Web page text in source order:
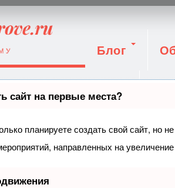
Блог
Вход
сайт на первые места?
планируете создать свой сайт, но
направленных на